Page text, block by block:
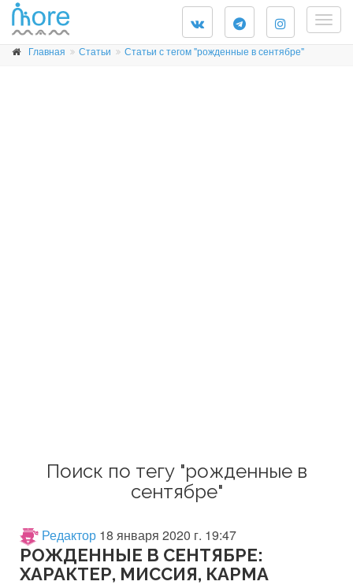
Главная Статьи Статьи с тегом "рожденные в сентябре"
Поиск по тегу "рожденные в
сентябре"
Редактор 18 января 2020 г. 19:47
РОЖДЕННЫЕ В СЕНТЯБРЕ:
ХАРАКТЕР, МИССИЯ, КАРМА